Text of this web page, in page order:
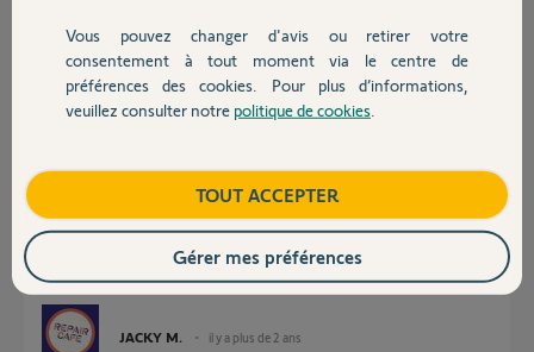
Devis avec un pro
Contact
Réponses
Regardez la prise RJ45 derrière la box ou vous avez connecté le cable de
la Tahoma.
Avez vous deux led d'allumée ?
Vous pouvez essayer de changer de port RJ45 derrière la box internet.
JACKY M. il y a plus de 2 ans
Vous pouvez changer d'avis ou retirer votre
consentement à tout moment via le centre de
préférences des cookies. Pour plus d’informations,
veuillez consulter notre politique de cookies
TOUT ACCEPTER
Gérer mes préférences